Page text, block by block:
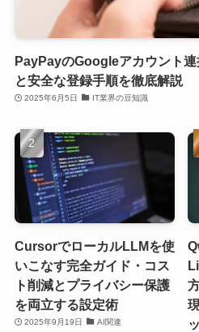
PayPayのGoogleアカウント
と安全な登録手順を徹底解説
2025年6月5日 IT業界の豆知識
CursorでローカルLLMを使
いこなす完全ガイド・コス
ト削減とプライバシー保護
を両立する設定術
2025年9月19日 AI関連